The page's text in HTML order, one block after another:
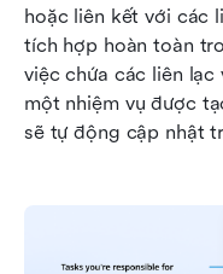
hoặc liên kết với các
tích hợp hoàn toàn
việc chứa các liên
một nhiệm vụ được
sẽ tự động cập nhật